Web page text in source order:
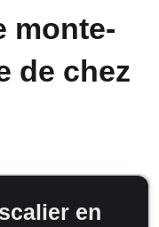
monte-
de chez
en